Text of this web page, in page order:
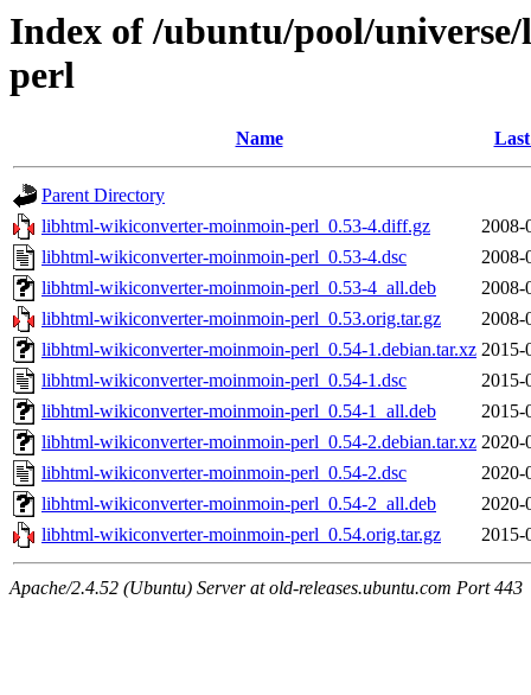
Index of /ubuntu/pool/
perl
Name
Parent Directory
libhtml-wikiconverter-moinmoin-perl_0.53-4.diff.gz
2008-
libhtml-wikiconverter-moinmoin-perl_0.53-4.dsc
2008-
libhtml-wikiconverter-moinmoin-perl_0.53-4_all.deb
2008-
libhtml-wikiconverter-moinmoin-perl_0.53.orig.tar.gz
2008-
libhtml-wikiconverter-moinmoin-perl_0.54-1.debian.tar.xz 2015-
libhtml-wikiconverter-moinmoin-perl_0.54-1.dsc
2015-
libhtml-wikiconverter-moinmoin-perl_0.54-1_all.deb
2015-
libhtml-wikiconverter-moinmoin-perl_0.54-2.debian.tar.xz 2020-
libhtml-wikiconverter-moinmoin-perl_0.54-2.dsc
2020-
libhtml-wikiconverter-moinmoin-perl_0.54-2_all.deb
2020-
libhtml-wikiconverter-moinmoin-perl_0.54.orig.tar.gz
2015-
Apache/2.4.52 (Ubuntu) Server at old-releases.ubuntu.com Port 443